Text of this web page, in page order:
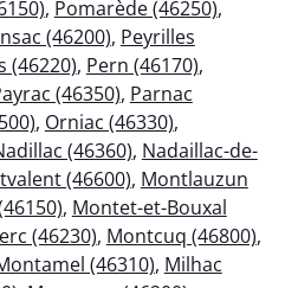
, Pomarède (46250),
(46200), Peyrilles
(46220), Pern (46170),
(46350), Parnac
, Orniac (46330),
(46360), Nadaillac-de-
(46600), Montlauzun
, Montet-et-Bouxal
(46230), Montcuq (46800),
(46310), Milhac